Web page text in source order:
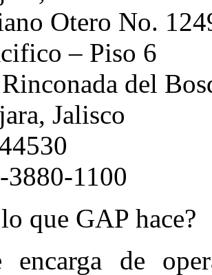
Otero No.
– Piso 6
del
Jalisco
1100
que GAP hace?
encarga de